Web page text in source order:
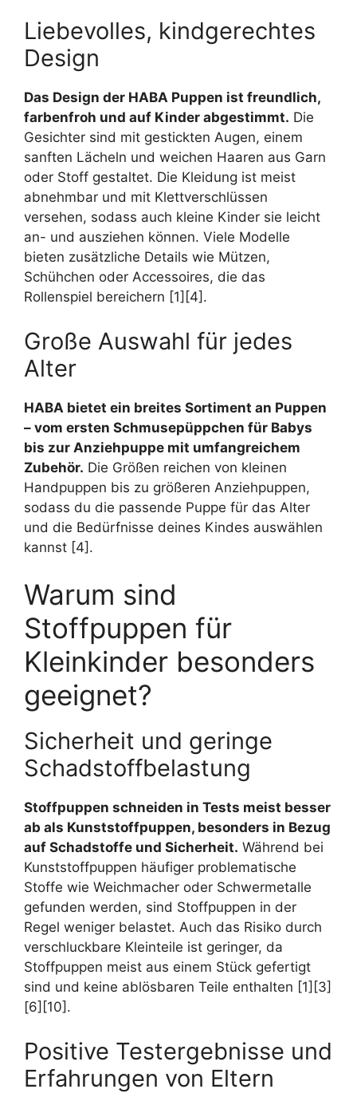
Liebevolles, kindgerechtes
Design
Das Design der HABA Puppen ist freundlich,
farbenfroh und auf Kinder abgestimmt. Die
Gesichter sind mit gestickten Augen, einem
sanften Lächeln und weichen Haaren aus Garn
oder Stoff gestaltet. Die Kleidung ist meist
abnehmbar und mit Klettverschlüssen
versehen, sodass auch kleine Kinder sie leicht
an- und ausziehen können. Viele Modelle
bieten zusätzliche Details wie Mützen,
Schühchen oder Accessoires, die das
Rollenspiel bereichern [1][4].
Große Auswahl für jedes
Alter
HABA bietet ein breites Sortiment an Puppen
– vom ersten Schmusepüppchen für Babys
bis zur Anziehpuppe mit umfangreichem
Zubehör. Die Größen reichen von kleinen
Handpuppen bis zu größeren Anziehpuppen,
sodass du die passende Puppe für das Alter
und die Bedürfnisse deines Kindes auswählen
kannst [4].
Warum sind
Stoffpuppen für
Kleinkinder besonders
geeignet?
Sicherheit und geringe
Schadstoffbelastung
Stoffpuppen schneiden in Tests meist besser
ab als Kunststoffpuppen, besonders in Bezug
auf Schadstoffe und Sicherheit. Während bei
Kunststoffpuppen häufiger problematische
Stoffe wie Weichmacher oder Schwermetalle
gefunden werden, sind Stoffpuppen in der
Regel weniger belastet. Auch das Risiko durch
verschluckbare Kleinteile ist geringer, da
Stoffpuppen meist aus einem Stück gefertigt
sind und keine ablösbaren Teile enthalten [1][3]
[6][10].
Positive Testergebnisse und
Erfahrungen von Eltern